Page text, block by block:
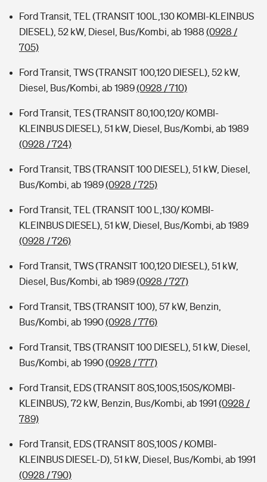
Ford Transit, TEL (TRANSIT 100L,130 KOMBI-KLEINBUS
DIESEL), 52 kW, Diesel, Bus/Kombi, ab 1988 (0928 /
705)
Ford Transit, TWS (TRANSIT 100,120 DIESEL), 52 kW,
Diesel, Bus/Kombi, ab 1989(0928 / 710)
Ford Transit, TES (TRANSIT 80,100,120/ KOMBI-
KLEINBUS DIESEL), 51 kW, Diesel, Bus/Kombi, ab 1989
(0928 / 724)
Ford Transit, TBS (TRANSIT 100 DIESEL), 51 kW, Diesel,
Bus/Kombi, ab 1989(0928 / 725)
Ford Transit, TEL (TRANSIT 100 L,130/ KOMBI-
KLEINBUS DIESEL), 51 kW, Diesel, Bus/Kombi, ab 1989
(0928 / 726)
Ford Transit, TWS (TRANSIT 100,120 DIESEL), 51 kW,
Diesel, Bus/Kombi, ab 1989(0928 / 727)
Ford Transit, TBS (TRANSIT 100), 57 kW, Benzin,
Bus/Kombi, ab 1990(0928 / 776)
Ford Transit, TBS (TRANSIT 100 DIESEL), 51 kW, Diesel,
Bus/Kombi, ab 1990(0928 / 777)
Ford Transit, EDS (TRANSIT 80S,100S,150S/KOMBI-
KLEINBUS), 72 kW, Benzin, Bus/Kombi, ab 1991 (0928 /
789)
Ford Transit, EDS (TRANSIT 80S,100S / KOMBI-
KLEINBUS DIESEL-D), 51 kW, Diesel, Bus/Kombi, ab 1991
(0928 / 790)